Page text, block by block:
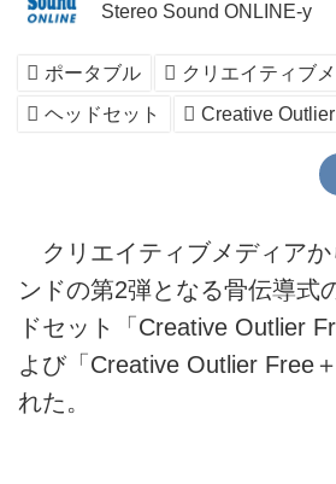
Stereo Sound ONLINE-y
ポータブル クリエイティブ
ヘッドセット
Creative
クリエイティブメディアか
ンドの第2弾となる骨伝導式
ドセット「Creative Outlier
よび「Creative Outlier Free
れた。